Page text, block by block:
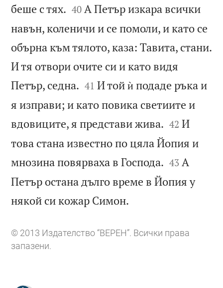
беше с тях. 

40 А Петър изкара всички
навън, коленичи и се помоли, и като се
обърна към тялото, каза: Тавита, стани.
И тя отвори очите си и като видя
Петър, седна. 

41 И той ѝ подаде ръка и
я изправи; и като повика светиите и
вдовиците, я представи жива. 

42 И
това стана известно по цяла Йопия и
мнозина повярваха в Господа. 

43 А
Петър остана дълго време в Йопия у
някой си кожар Симон.
© 2013 Издателство “ВЕРЕН”. Всички права
запазени.